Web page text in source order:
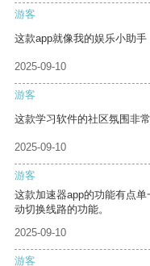
游客
这款app就像我的娱乐小助手
2025-09-10
游客
这款学习软件的社区氛围非
2025-09-10
游客
这款加速器app的功能有点
动切换线路的功能。
2025-09-10
游客